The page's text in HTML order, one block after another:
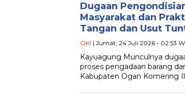
Dugaan
Masyarakat dan
Tangan dan Usut
OKI | Jumat, 24 Juli 2026 - 02:53
Kayuagung Munculnya
proses pengadaan barang
Kabupaten Ogan Komering